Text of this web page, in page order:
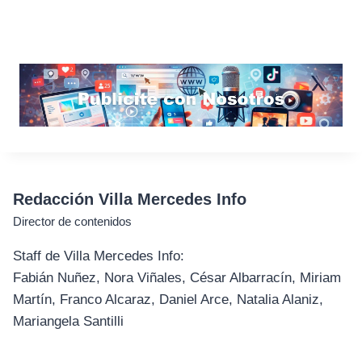
Redacción Villa Mercedes Info
Director de contenidos
Staff de Villa Mercedes Info:
Fabián Nuñez, Nora Viñales, César Albarracín, Miriam
Martín, Franco Alcaraz, Daniel Arce, Natalia Alaniz,
Mariangela Santilli